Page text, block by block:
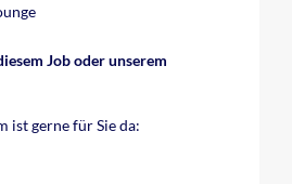
Job oder unserem
ist gerne für Sie da: